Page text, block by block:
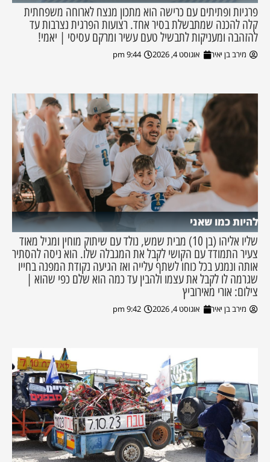
פרגיות ופתיתים עם כרישה הוא מתכון מנצח לארוחה משפחתית
קלה להכנה שמתבשלת בסיר אחד. רצועות הפרגית נצרבות עד
להזהבה ומעניקות לתבשיל טעם עשיר ומרקם עסיסי | יאמי!
מירב בן יאיר אוגוסט 4, 2026 9:44 pm
להיות כמו שאני
שליו אליהו (בן 10) מבית שמש, נולד עם שיתוק מוחין ומגיל מאוד
צעיר התמודד עם הקושי לקבל את המגבלה שלו. הוא ניסה להסתיר
אותה ונמנע בכל כוחו לשתף עלייה ואז הגיעה נקודת המפנה בחייו
שגרמה לו לקבל את עצמו ולהבין עד כמה הוא שלם כפי שהוא |
צילום: אורי מאירוביץ
מירב בן יאיר אוגוסט 4, 2026 9:42 pm